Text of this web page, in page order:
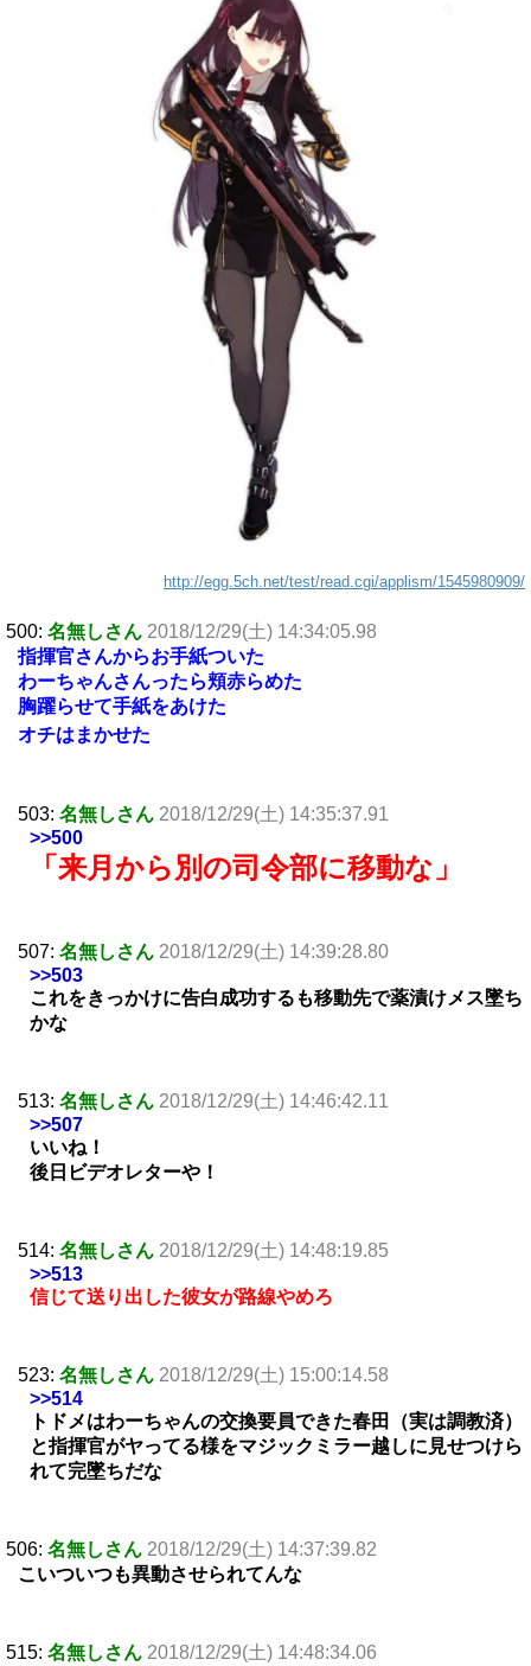
http://egg.5ch.net/test/read.cgi/applism/1545980909/
500: 名無しさん 2018/12/29(土) 14:34:05.98
指揮官さんからお手紙ついた
わーちゃんさんったら頬赤らめた
胸躍らせて手紙をあけた
オチはまかせた
503: 名無しさん 2018/12/29(土) 14:35:37.91
>>500
「来月から別の司令部に移動な」
507: 名無しさん 2018/12/29(土) 14:39:28.80
>>503
これをきっかけに告白成功するも移動先で薬漬けメス墜ち
かな
513: 名無しさん 2018/12/29(土) 14:46:42.11
>>507
いいね！
後日ビデオレターや！
514: 名無しさん 2018/12/29(土) 14:48:19.85
>>513
信じて送り出した彼女が路線やめろ
523: 名無しさん 2018/12/29(土) 15:00:14.58
>>514
トドメはわーちゃんの交換要員できた春田（実は調教済）
と指揮官がヤってる様をマジックミラー越しに見せつけら
れて完墜ちだな
506: 名無しさん 2018/12/29(土) 14:37:39.82
こいついつも異動させられてんな
515: 名無しさん 2018/12/29(土) 14:48:34.06